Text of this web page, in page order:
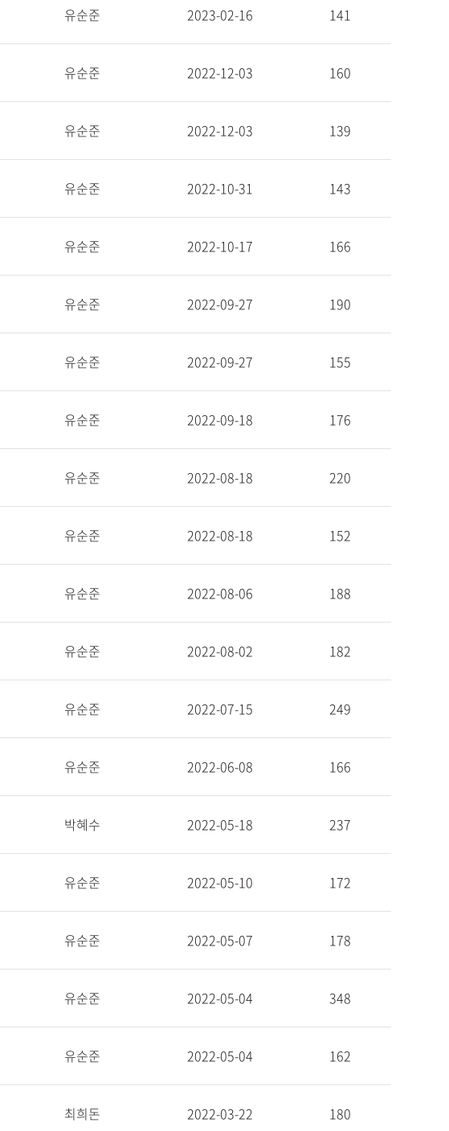
유순준 2023-02-16 141
유순준 2022-12-03 160
유순준 2022-12-03 139
유순준 2022-10-31 143
유순준 2022-10-17 166
유순준 2022-09-27 190
유순준 2022-09-27 155
유순준 2022-09-18 176
유순준 2022-08-18 220
유순준 2022-08-18 152
유순준 2022-08-06 188
유순준 2022-08-02 182
유순준 2022-07-15 249
유순준 2022-06-08 166
박혜수 2022-05-18 237
유순준 2022-05-10 172
유순준 2022-05-07 178
유순준 2022-05-04 348
유순준 2022-05-04 162
최희돈 2022-03-22 180